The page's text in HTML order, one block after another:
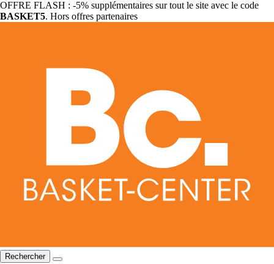
OFFRE FLASH : -5% supplémentaires sur tout le site avec le code
BASKET5. Hors offres partenaires
Rechercher